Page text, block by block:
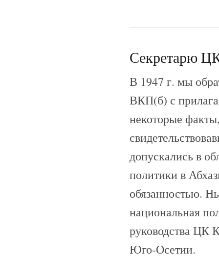
Секретарю
В 1947 г. мы
ВКП(б) с
некоторые
допускались в
политики в
обязанностью.
национальная
руководства ЦК
Юго-Осетии.